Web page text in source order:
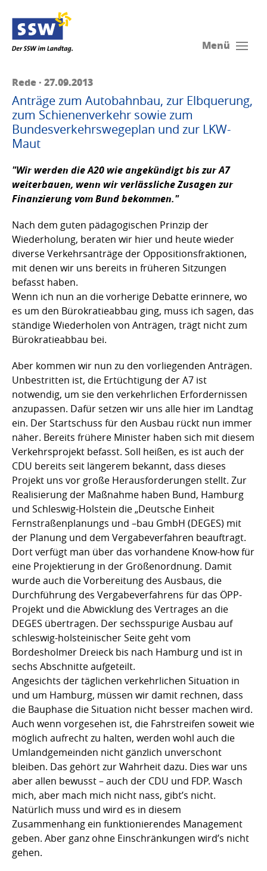
Menü
Rede · 27.09.2013
Anträge zum Autobahnbau, zur Elbquerung,
zum Schienenverkehr sowie zum
Bundesverkehrswegeplan und zur LKW-
Maut
"Wir werden die A20 wie angekündigt bis zur A7
weiterbauen, wenn wir verlässliche Zusagen zur
Finanzierung vom Bund bekommen."
Nach dem guten pädagogischen Prinzip der
Wiederholung, beraten wir hier und heute wieder
diverse Verkehrsanträge der Oppositionsfraktionen,
mit denen wir uns bereits in früheren Sitzungen
befasst haben.
Wenn ich nun an die vorherige Debatte erinnere, wo
es um den Bürokratieabbau ging, muss ich sagen, das
ständige Wiederholen von Anträgen, trägt nicht zum
Bürokratieabbau bei.
Aber kommen wir nun zu den vorliegenden Anträgen.
Unbestritten ist, die Ertüchtigung der A7 ist
notwendig, um sie den verkehrlichen Erfordernissen
anzupassen. Dafür setzen wir uns alle hier im Landtag
ein. Der Startschuss für den Ausbau rückt nun immer
näher. Bereits frühere Minister haben sich mit diesem
Verkehrsprojekt befasst. Soll heißen, es ist auch der
CDU bereits seit längerem bekannt, dass dieses
Projekt uns vor große Herausforderungen stellt. Zur
Realisierung der Maßnahme haben Bund, Hamburg
und Schleswig-Holstein die „Deutsche Einheit
Fernstraßenplanungs und –bau GmbH (DEGES) mit
der Planung und dem Vergabeverfahren beauftragt.
Dort verfügt man über das vorhandene Know-how für
eine Projektierung in der Größenordnung. Damit
wurde auch die Vorbereitung des Ausbaus, die
Durchführung des Vergabeverfahrens für das ÖPP-
Projekt und die Abwicklung des Vertrages an die
DEGES übertragen. Der sechsspurige Ausbau auf
schleswig-holsteinischer Seite geht vom
Bordesholmer Dreieck bis nach Hamburg und ist in
sechs Abschnitte aufgeteilt.
Angesichts der täglichen verkehrlichen Situation in
und um Hamburg, müssen wir damit rechnen, dass
die Bauphase die Situation nicht besser machen wird.
Auch wenn vorgesehen ist, die Fahrstreifen soweit wie
möglich aufrecht zu halten, werden wohl auch die
Umlandgemeinden nicht gänzlich unverschont
bleiben. Das gehört zur Wahrheit dazu. Dies war uns
aber allen bewusst – auch der CDU und FDP. Wasch
mich, aber mach mich nicht nass, gibt’s nicht.
Natürlich muss und wird es in diesem
Zusammenhang ein funktionierendes Management
geben. Aber ganz ohne Einschränkungen wird’s nicht
gehen.